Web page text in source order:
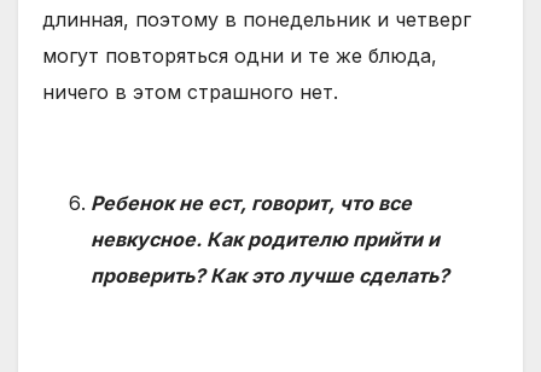
длинная, поэтому в понедельник и четверг
могут повторяться одни и те же блюда,
ничего в этом страшного нет.
Ребенок не ест, говорит, что все
невкусное. Как родителю прийти и
проверить? Как это лучше сделать?